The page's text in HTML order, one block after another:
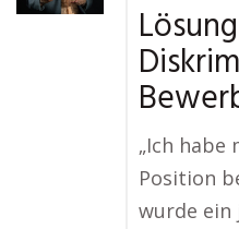
„Ich habe
Position
wurde ein